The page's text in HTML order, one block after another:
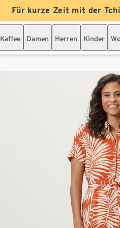
Für kurze Zeit mit der
Kaffee Damen Herren Kinder